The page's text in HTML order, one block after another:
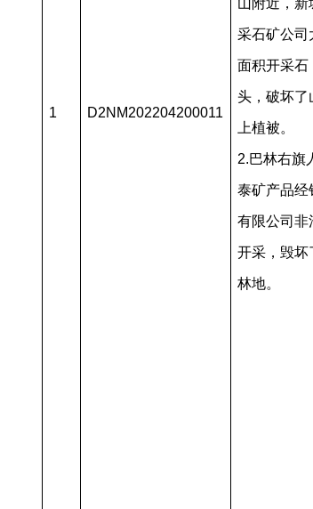
1 D2NM202204200011
山附近，新
采石矿公司
面积开采石
头，破坏了
上植被。
2.巴林右旗
泰矿产品经
有限公司非
开采，毁坏
林地。